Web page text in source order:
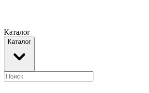
Каталог
Каталог